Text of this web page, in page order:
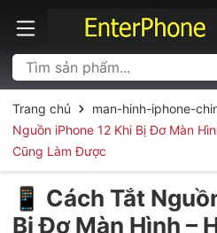
Trang chủ man-hinh-iphone-
Nguồn iPhone 12 Khi Bị Đơ Màn
Cũng Làm Được
📱 Cách Tắt
Bị Đơ Màn Hình –